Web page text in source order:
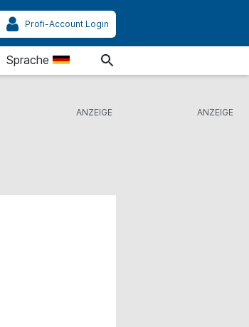
Profi-Account Login
Sprache